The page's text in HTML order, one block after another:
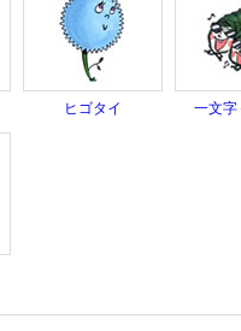
ヒゴタイ 一文字